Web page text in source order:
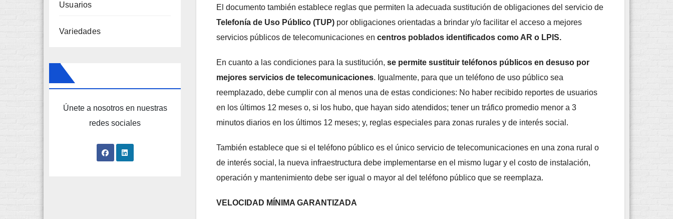
Usuarios
Variedades
Únete a nosotros en nuestras
redes sociales
El documento también establece reglas que permiten la adecuada sustitución de obligaciones del servicio de
Telefonía de Uso Público (TUP) por obligaciones orientadas a brindar y/o facilitar el acceso a mejores
servicios públicos de telecomunicaciones en centros poblados identificados como AR o LPIS.
En cuanto a las condiciones para la sustitución, se permite sustituir teléfonos públicos en desuso por
mejores servicios de telecomunicaciones. Igualmente, para que un teléfono de uso público sea
reemplazado, debe cumplir con al menos una de estas condiciones: No haber recibido reportes de usuarios
en los últimos 12 meses o, si los hubo, que hayan sido atendidos; tener un tráfico promedio menor a 3
minutos diarios en los últimos 12 meses; y, reglas especiales para zonas rurales y de interés social.
También establece que si el teléfono público es el único servicio de telecomunicaciones en una zona rural o
de interés social, la nueva infraestructura debe implementarse en el mismo lugar y el costo de instalación,
operación y mantenimiento debe ser igual o mayor al del teléfono público que se reemplaza.
VELOCIDAD MÍNIMA GARANTIZADA